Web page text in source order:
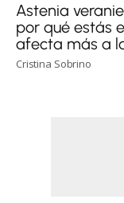
Astenia
por qué estás
afecta más a
Cristina Sobrino